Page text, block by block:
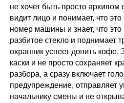
не хочет быть просто архивом
видит лицо и понимает, что
номер машины и знает, что
разбитое стекло и поднимает
охранник успеет допить кофе.
каски и не просто сохраняет
разбора, а сразу включает
предупреждение, отправляет
начальнику смены и не